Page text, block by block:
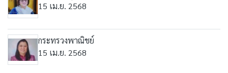
15 เม.ย. 2568
กระทรวงพาณิชย์
15 เม.ย. 2568